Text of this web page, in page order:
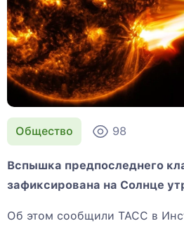
Общество 98
Вспышка предпоследнего
зафиксирована на Солнце
Об этом сообщили ТАСС в